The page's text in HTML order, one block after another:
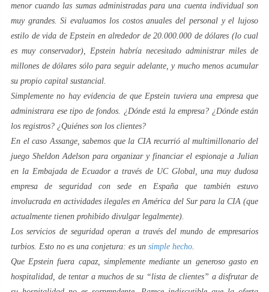
menor cuando las sumas administradas para una cuenta individual son
muy grandes. Si evaluamos los costos anuales del personal y el lujoso
estilo de vida de Epstein en alrededor de 20.000.000 de dólares (lo cual
es muy conservador), Epstein habría necesitado administrar miles de
millones de dólares sólo para seguir adelante, y mucho menos acumular
su propio capital sustancial.
Simplemente no hay evidencia de que Epstein tuviera una empresa que
administrara ese tipo de fondos. ¿Dónde está la empresa? ¿Dónde están
los registros? ¿Quiénes son los clientes?
En el caso Assange, sabemos que la CIA recurrió al multimillonario del
juego Sheldon Adelson para organizar y financiar el espionaje a Julian
en la Embajada de Ecuador a través de UC Global, una muy dudosa
empresa de seguridad con sede en España que también estuvo
involucrada en actividades ilegales en América del Sur para la CIA (que
actualmente tienen prohibido divulgar legalmente).
Los servicios de seguridad operan a través del mundo de empresarios
turbios. Esto no es una conjetura: es un simple hecho
Que Epstein fuera capaz, simplemente mediante un generoso gasto en
hospitalidad, de tentar a muchos de su “lista de clientes” a disfrutar de